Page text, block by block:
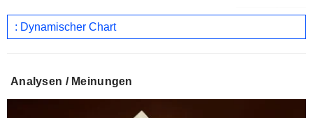
: Dynamischer Chart
Analysen / Meinungen